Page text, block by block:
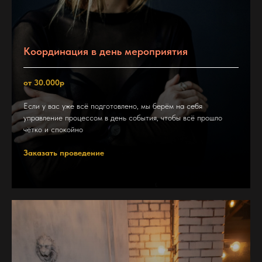
Координация в день мероприятия
от 30.000р
Если у вас уже всё подготовлено, мы берём на себя
управление процессом в день события, чтобы всё прошло
чётко и спокойно
Заказать проведение